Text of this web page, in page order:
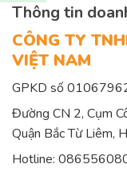
Thông tin
CÔNG TY
VIỆT NAM
GPKD số
Đường CN 2, Cụm
Quận Bắc Từ Liêm,
Hotline: